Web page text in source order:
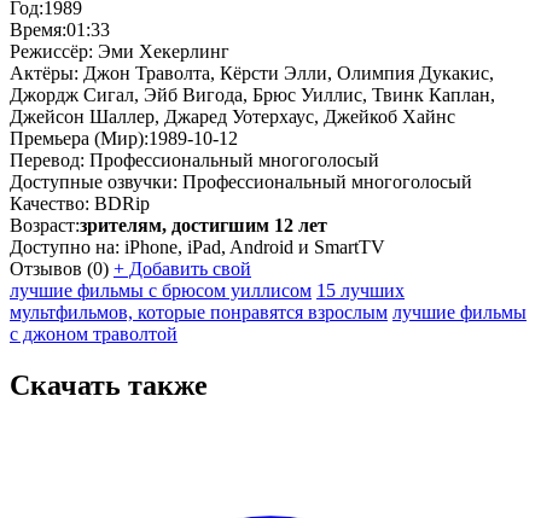
Год:1989
Время:01:33
Режиссёр: Эми Хекерлинг
Актёры: Джон Траволта, Кёрсти Элли, Олимпия Дукакис,
Джордж Сигал, Эйб Вигода, Брюс Уиллис, Твинк Каплан,
Джейсон Шаллер, Джаред Уотерхаус, Джейкоб Хайнс
Премьера (Мир):1989-10-12
Перевод: Профессиональный многоголосый
Доступные озвучки: Профессиональный многоголосый
Качество: BDRip
Возраст:зрителям, достигшим 12 лет
Доступно на: iPhone, iPad, Android и SmartTV
Отзывов (0) + Добавить свой
лучшие фильмы с брюсом уиллисом 15 лучших
мультфильмов, которые понравятся взрослым лучшие фильмы
с джоном траволтой
Скачать также